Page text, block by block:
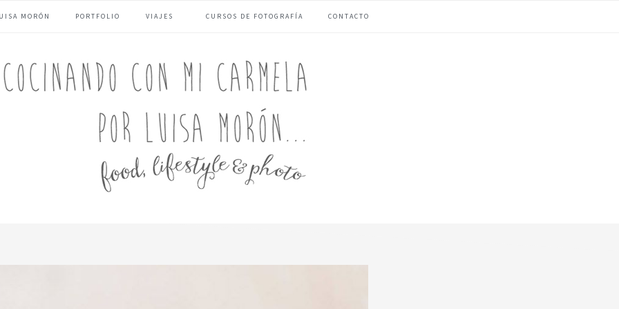
MORÓN PORTFOLIO VIAJES CURSOS DE FOTOGRAFÍA CONTACTO